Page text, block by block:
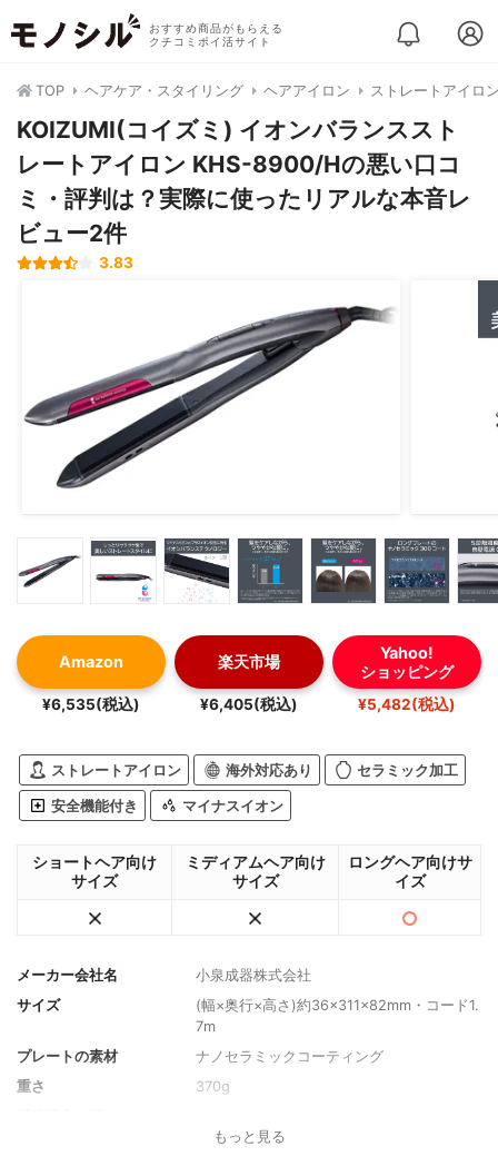
おすすめ商品がもらえる
クチコミポイ活サイト
TOP ヘアケア・スタイリング ヘアアイロン ストレートアイロ
KOIZUMI(コイズミ) イオンバランススト
レートアイロン KHS-8900/Hの悪い口コ
ミ・評判は？実際に使ったリアルな本音レ
ビュー2件
3.83
Amazon
¥6,535(税込)
楽天市場
¥6,405(税込)
Yahoo!
ショッピング
¥5,482(税込)
ストレートアイロン 海外対応あり セラミック加工
安全機能付き マイナスイオン
ショートヘア向け
サイズ
ミディアムヘア向け
サイズ
ロングヘア向けサ
イズ
メーカー会社名
小泉成器株式会社
サイズ
(幅×奥行×高さ)約36×311×82mm・コード1.
7m
プレートの素材
ナノセラミックコーティング
重さ
370g
200℃
もっと見る